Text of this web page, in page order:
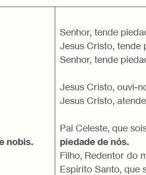
nobis.
Senhor, tende
Jesus Cristo, tende
Senhor, tende
Jesus Cristo, ouvi-
Jesus Cristo,
Pai Celeste, que
piedade de nós.
Filho, Redentor do
Espírito Santo, que